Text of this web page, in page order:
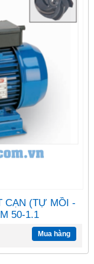
CẠN (TỰ MỒI -
50-1.1
Mua hàng